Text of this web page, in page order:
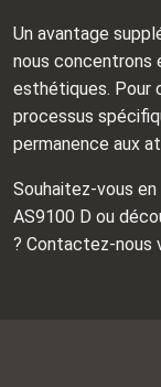
Un avantage
nous concentrons
esthétiques. Pour
processus
permanence aux
Souhaitez-vous
AS9100 D ou
? Contactez-nous